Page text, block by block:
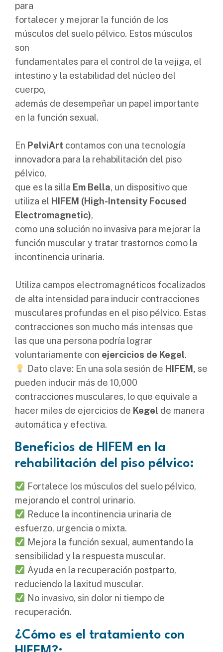
para
fortalecer y mejorar la función de los
músculos del suelo pélvico. Estos músculos
son
fundamentales para el control de la vejiga, el
intestino y la estabilidad del núcleo del
cuerpo,
además de desempeñar un papel importante
en la función sexual.
En PelviArt contamos con una tecnología
innovadora para la rehabilitación del piso
pélvico,
que es la silla Em Bella, un dispositivo que
utiliza el HIFEM (High-Intensity Focused
Electromagnetic),
como una solución no invasiva para mejorar la
función muscular y tratar trastornos como la
incontinencia urinaria.
Utiliza campos electromagnéticos focalizados
de alta intensidad para inducir contracciones
musculares profundas en el piso pélvico. Estas
contracciones son mucho más intensas que
las que una persona podría lograr
voluntariamente con ejercicios de Kegel.
Dato clave: En una sola sesión de HIFEM, se
pueden inducir más de 10,000
contracciones musculares, lo que equivale a
hacer miles de ejercicios de Kegel de manera
automática y efectiva.
Beneficios de HIFEM en la
rehabilitación del piso pélvico:
Fortalece los músculos del suelo pélvico,
mejorando el control urinario.
Reduce la incontinencia urinaria de
esfuerzo, urgencia o mixta.
Mejora la función sexual, aumentando la
sensibilidad y la respuesta muscular.
Ayuda en la recuperación postparto,
reduciendo la laxitud muscular.
No invasivo, sin dolor ni tiempo de
recuperación.
¿Cómo es el tratamiento con